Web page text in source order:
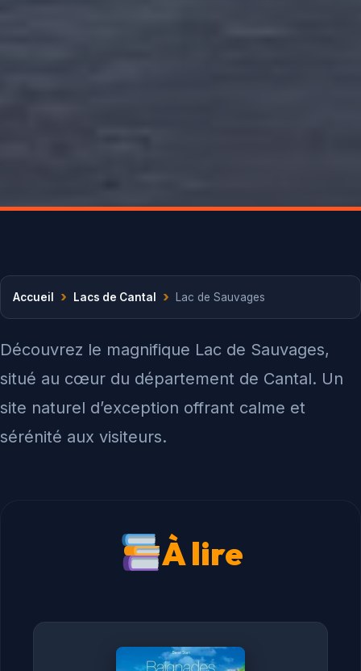
Accueil › Lacs de Cantal › Lac de Sauvages
Découvrez le magnifique Lac de Sauvages,
situé au cœur du département de Cantal. Un
site naturel d’exception offrant calme et
sérénité aux visiteurs.
À lire